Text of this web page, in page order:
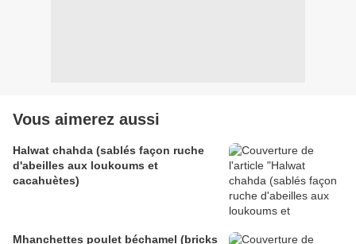
Vous aimerez aussi
Halwat chahda (sablés façon ruche
d'abeilles aux loukoums et
cacahuètes)
Mhanchettes poulet béchamel (bricks